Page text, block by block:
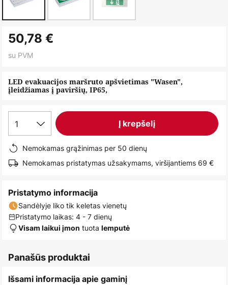
to
the
of
the
LED evakuacijos maršruto apšvietimas "Wasen",
įleidžiamas į paviršių, IP65,
50,78 €
su PVM
1 Į krepšelį
Nemokamas grąžinimas per 50 dienų
Nemokamas pristatymas užsakymams, viršijantiems 69 €
Pristatymo informacija
Sandėlyje liko tik keletas vienetų
Pristatymo laikas: 4 - 7 dienų
Visam laikui įmon tuota lemputė
Panašūs produktai
Išsami informacija apie gaminį